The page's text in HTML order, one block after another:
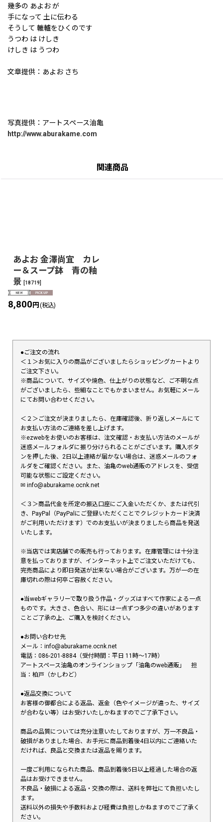
幾多の あよお が
手になって 土に伝わる
そうして 轆轤をひくのです
うつわ は けしき
けしき は うつわ
文章提供：あよお さち
写真提供：アートスペース油亀
http://www.aburakame.com
関連商品
あよお 金澤尚宜 カレ
ー＆スープ鉢 青の釉
景 [18719]
8,800円 (税込)
●ご注文の流れ
＜１＞お気に入りの商品がございましたらショッピングカートより
ご注文下さい。
※商品について、サイズや焼色、仕上がりの状態など、ご不明な点
がございましたら、些細なことでもかまいません。お気軽にメール
にてお問い合わせください。
＜２＞ご注文が決まりましたら、在庫確認後、折り返しメールにて
お支払い方法のご連絡を差し上げます。
※ezwebをお使いのお客様は、注文確認・お支払い方法のメールが
迷惑メールフォルダに振り分けられることがございます。購入ボタ
ンを押した後、2日以上連絡が届かない場合は、迷惑メールのフォ
ルダをご確認ください。また、油亀のweb通販のアドレスを、受信
可能な状態にご設定ください。
✉︎ info@aburakame.ocnk.net
＜３＞商品代金を所定の振込口座にご入金いただくか、または代引
き、PayPal（PayPalにご登録いただくことでクレジットカード決済
がご利用いただけます）でのお支払いが決まりましたら商品を発送
いたします。
※当店では実店舗での販売も行っております。在庫管理には十分注
意を払っておりますが、インターネット上でご注文いただけても、
完売商品により即日発送が出来ない場合がございます。万が一の在
庫切れの際は何卒ご容赦ください。
●当webギャラリーで取り扱う作品・グッズはすべて作家による一点
ものです。大きさ、色合い、形には一点ずつ多少の違いがあります
ことご了承の上、ご購入を検討ください。
●お問い合わせ先
メール：info@aburakame.ocnk.net
電話：086-201-8884（受付時間：平日 11時〜17時）
アートスペース油亀のオンラインショップ「油亀のweb通販」 担
当：柏戸（かしわど）
●返品交換について
お客様の御都合による返品、返金（色やイメージが違った、サイズ
が合わない等）はお受けいたしかねますのでご了承下さい。
商品の品質については充分注意いたしておりますが、万一不良品・
破損がありました場合、お手元に商品到着後4日以内にご連絡いた
だければ、良品と交換または返品を賜ります。
一度ご利用になられた商品、商品到着後5日以上経過した場合の返
品はお受けできません。
不良品・破損による返品・交換の際は、送料を弊社にて負担いたし
ます。
送料以外の損失や手数料および経費は負担しかねますのでご了承く
ださい。